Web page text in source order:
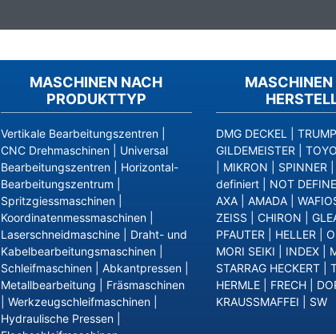
MASCHINEN NACH
PRODUKTTYP
Vertikale Bearbeitungszentren
CNC Drehmaschinen
Universal
Bearbeitungszentren
Horizontal-
Bearbeitungszentrum
Spritzgiessmaschinen
Koordinatenmessmaschinen
Laserschneidmaschine
Draht- und
Kabelbearbeitungsmaschinen
Schleifmaschinen
Abkantpressen
Metallbearbeitung
Fräsmaschinen
Werkzeugschleifmaschinen
Hydraulische Pressen
DMG DECKEL
GILDEMEISTER
MIKRON SPINNER
definiert
NOT
AXA
AMADA
ZEISS
CHIRON
PFAUTER
HELLER
MORI SEIKI
INDEX
STARRAG HECKERT
HERMLE
FRECH
KRAUSSMAFFEI
SW